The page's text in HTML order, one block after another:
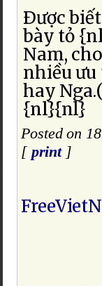
Ðược
bày tỏ
Nam,
nhiều
hay
{nl}{nl}
Posted on
[ print]